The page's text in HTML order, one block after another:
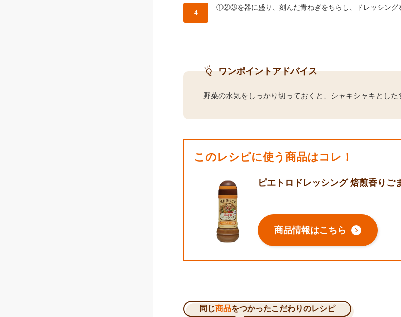
作り方4：
①②③を器に盛り、刻んだ青ねぎをちらし、ドレッシング
ワンポイントアドバイス
野菜の水気をしっかり切っておくと、シャキシャキとした
このレシピに使う商品はコレ！
ピエトロドレッシング 焙煎香りご
商品情報はこちら
同じ商品をつかったこだわりのレシピ